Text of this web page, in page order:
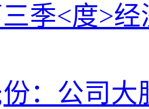
季<度>
：公司